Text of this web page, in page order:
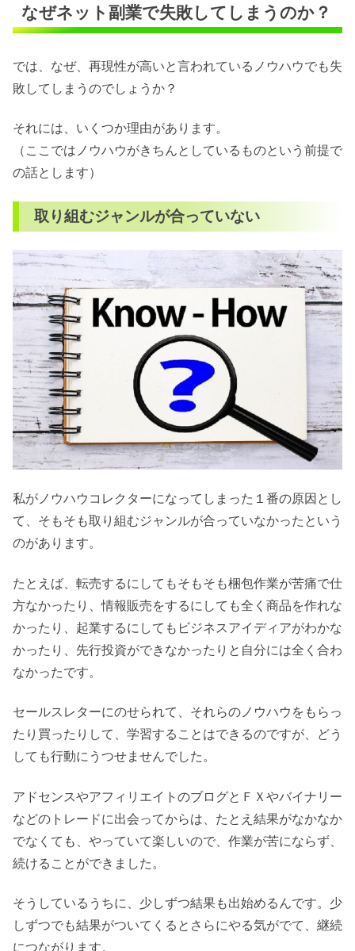
なぜネット副業で失敗してしまうのか？
では、なぜ、再現性が高いと言われているノウハウでも失
敗してしまうのでしょうか？
それには、いくつか理由があります。
（ここではノウハウがきちんとしているものという前提で
の話とします）
取り組むジャンルが合っていない
私がノウハウコレクターになってしまった１番の原因とし
て、そもそも取り組むジャンルが合っていなかったという
のがあります。
たとえば、転売するにしてもそもそも梱包作業が苦痛で仕
方なかったり、情報販売をするにしても全く商品を作れな
かったり、起業するにしてもビジネスアイディアがわかな
かったり、先行投資ができなかったりと自分には全く合わ
なかったです。
セールスレターにのせられて、それらのノウハウをもらっ
たり買ったりして、学習することはできるのですが、どう
しても行動にうつせませんでした。
アドセンスやアフィリエイトのブログとＦＸやバイナリー
などのトレードに出会ってからは、たとえ結果がなかなか
でなくても、やっていて楽しいので、作業が苦にならず、
続けることができました。
そうしているうちに、少しずつ結果も出始めるんです。少
しずつでも結果がついてくるとさらにやる気がでて、継続
につながります。